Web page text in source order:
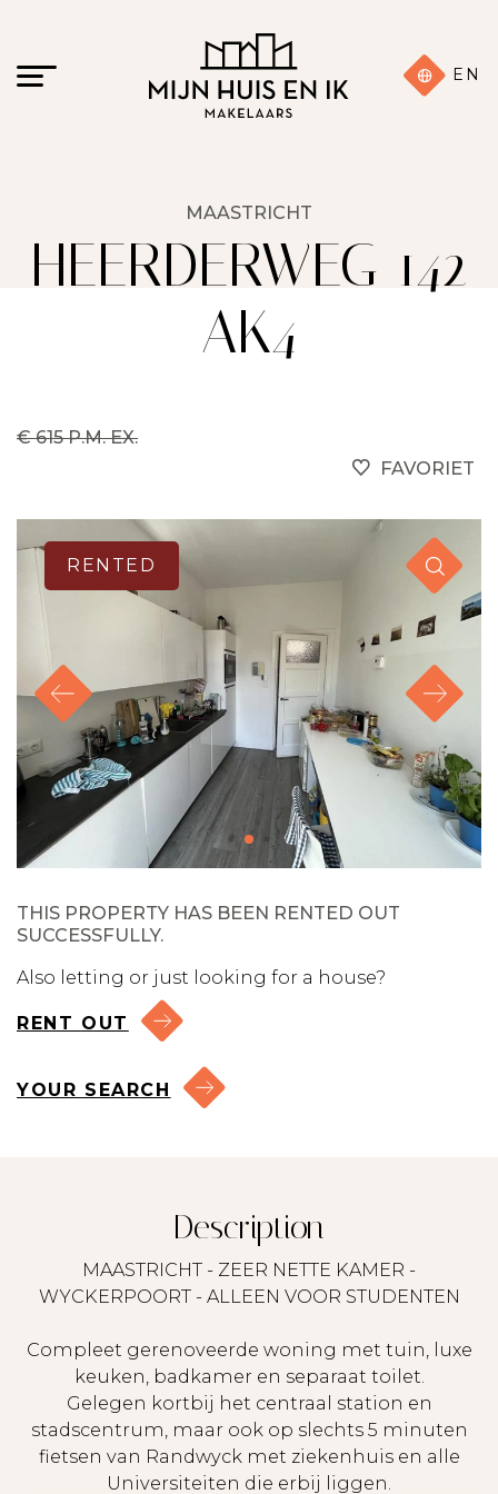
EN
MAASTRICHT
HEERDERWEG 142
AK4
€ 615 P.M. EX.
FAVORIET
RENTED
THIS PROPERTY HAS BEEN RENTED OUT
SUCCESSFULLY.
Also letting or just looking for a house?
RENT OUT
YOUR SEARCH
Description
MAASTRICHT - ZEER NETTE KAMER -
WYCKERPOORT - ALLEEN VOOR STUDENTEN
Compleet gerenoveerde woning met tuin, luxe
keuken, badkamer en separaat toilet.
Gelegen kortbij het centraal station en
stadscentrum, maar ook op slechts 5 minuten
fietsen van Randwyck met ziekenhuis en alle
Universiteiten die erbij liggen.